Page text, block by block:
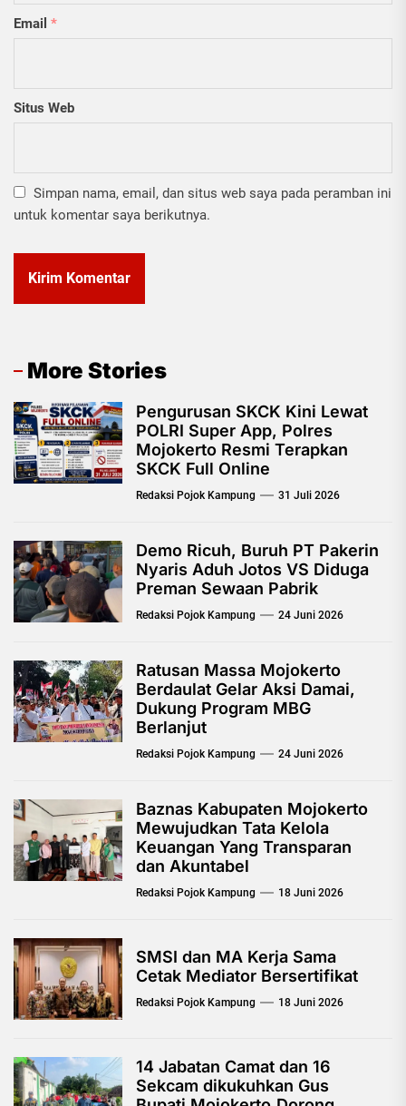
Email *
Situs Web
Simpan nama, email, dan situs web saya pada peramban ini
untuk komentar saya berikutnya.
More Stories
Pengurusan SKCK Kini Lewat
POLRI Super App, Polres
Mojokerto Resmi Terapkan
SKCK Full Online
Redaksi Pojok Kampung 31 Juli 2026
Demo Ricuh, Buruh PT Pakerin
Nyaris Aduh Jotos VS Diduga
Preman Sewaan Pabrik
Redaksi Pojok Kampung 24 Juni 2026
Ratusan Massa Mojokerto
Berdaulat Gelar Aksi Damai,
Dukung Program MBG
Berlanjut
Redaksi Pojok Kampung 24 Juni 2026
Baznas Kabupaten Mojokerto
Mewujudkan Tata Kelola
Keuangan Yang Transparan
dan Akuntabel
Redaksi Pojok Kampung 18 Juni 2026
SMSI dan MA Kerja Sama
Cetak Mediator Bersertifikat
Redaksi Pojok Kampung 18 Juni 2026
14 Jabatan Camat dan 16
Sekcam dikukuhkan Gus